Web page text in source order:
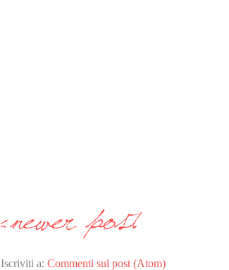
Iscriviti a: Commenti sul post (Atom)